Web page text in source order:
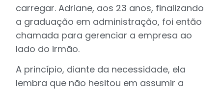
carregar. Adriane, aos 23 anos, finalizando
a graduação em administração, foi então
chamada para gerenciar a empresa ao
lado do irmão.
A princípio, diante da necessidade, ela
lembra que não hesitou em assumir a